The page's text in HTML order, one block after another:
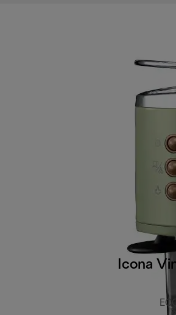
Icona